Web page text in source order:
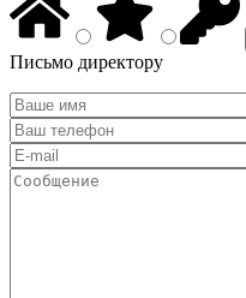
Письмо директору